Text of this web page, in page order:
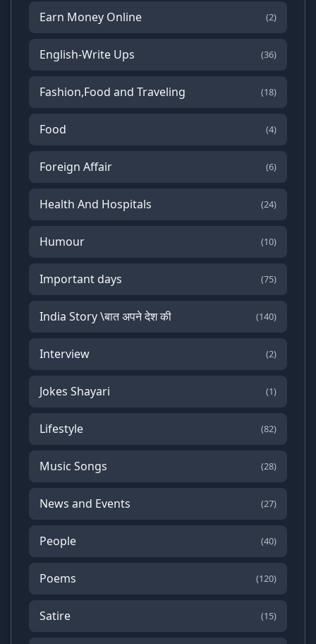
Earn Money Online (2)
English-Write Ups (36)
Fashion,Food and Traveling (18)
Food (4)
Foreign Affair (6)
Health And Hospitals (24)
Humour (10)
Important days (75)
India Story \बात अपने देश की (140)
Interview (2)
Jokes Shayari (1)
Lifestyle (82)
Music Songs (28)
News and Events (27)
People (40)
Poems (120)
Satire (15)